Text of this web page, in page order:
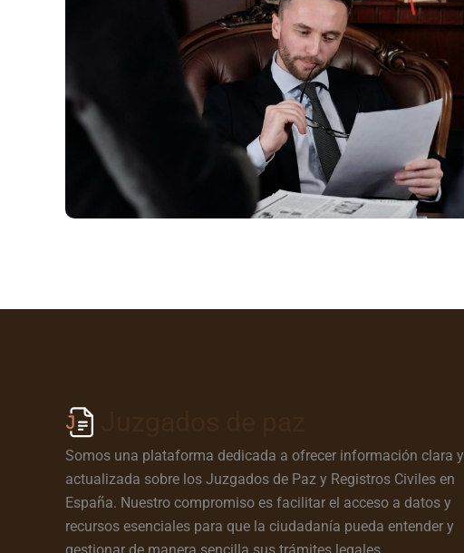
Somos una plataforma dedicada a ofrecer información clara y
actualizada sobre los Juzgados de Paz y Registros Civiles en
España. Nuestro compromiso es facilitar el acceso a datos y
recursos esenciales para que la ciudadanía pueda entender y